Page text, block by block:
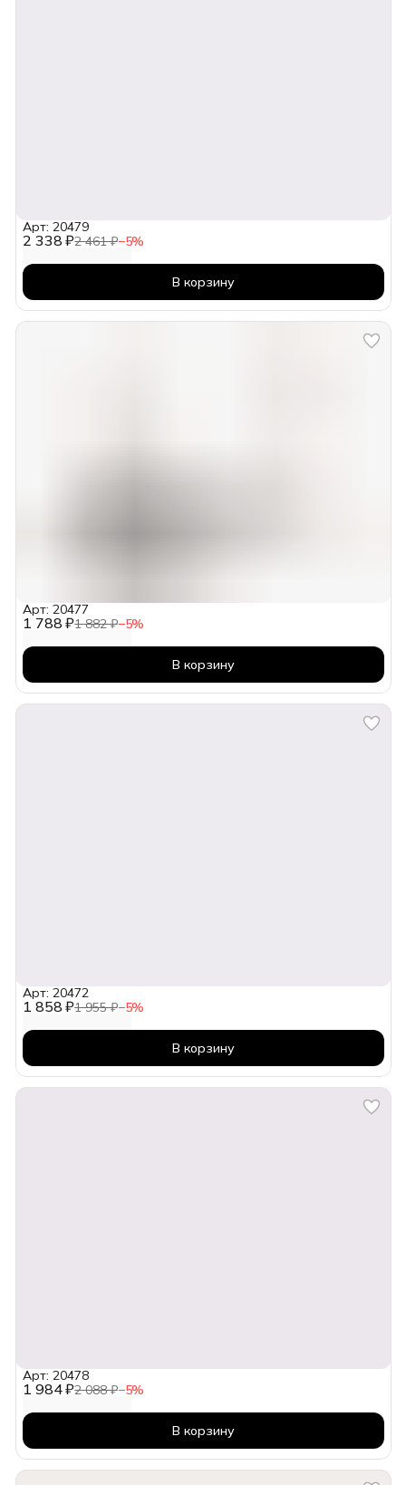
2 338 ₽2 461 ₽−5%
Арт: 20479
В корзину
1 788 ₽1 882 ₽−5%
Арт: 20477
В корзину
1 858 ₽1 955 ₽−5%
Арт: 20472
В корзину
1 984 ₽2 088 ₽−5%
Арт: 20478
В корзину